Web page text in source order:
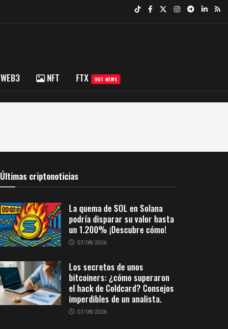
WEB3 NFT FTX HOT NEWS
Últimas criptonoticias
La quema de SOL en Solana
podría disparar su valor hasta
un 1.200% ¡Descubre cómo!
07/08/2026
Los secretos de unos
bitcoiners: ¿cómo superaron
el hack de Coldcard? Consejos
imperdibles de un analista.
07/08/2026